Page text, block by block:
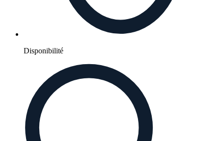
Disponibilité